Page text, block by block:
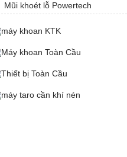
Mũi khoét lỗ Powertech